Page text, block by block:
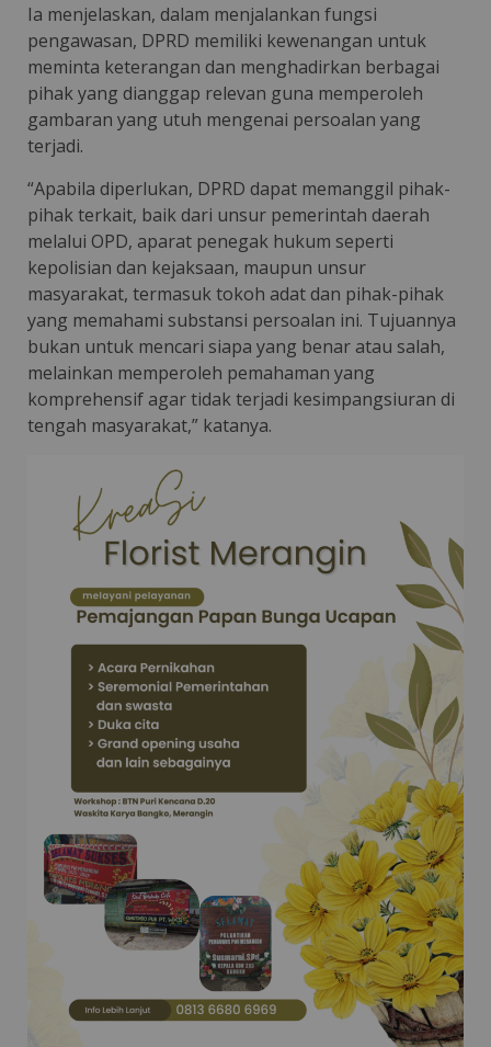
Ia menjelaskan, dalam menjalankan fungsi
pengawasan, DPRD memiliki kewenangan untuk
meminta keterangan dan menghadirkan berbagai
pihak yang dianggap relevan guna memperoleh
gambaran yang utuh mengenai persoalan yang
terjadi.
“Apabila diperlukan, DPRD dapat memanggil pihak-
pihak terkait, baik dari unsur pemerintah daerah
melalui OPD, aparat penegak hukum seperti
kepolisian dan kejaksaan, maupun unsur
masyarakat, termasuk tokoh adat dan pihak-pihak
yang memahami substansi persoalan ini. Tujuannya
bukan untuk mencari siapa yang benar atau salah,
melainkan memperoleh pemahaman yang
komprehensif agar tidak terjadi kesimpangsiuran di
tengah masyarakat,” katanya.